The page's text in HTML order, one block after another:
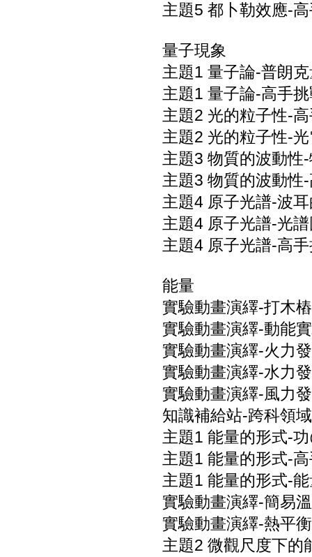
主題5 都卜勒效應-
量子現象
主題1 量子論-普朗
主題1 量子論-高手
主題2 光的粒子性-
主題2 光的粒子性-
主題3 物質的波動性
主題3 物質的波動性
主題4 原子光譜-波
主題4 原子光譜-光
主題4 原子光譜-高
能量
實驗動畫演繹-打木
實驗動畫演繹-動能
實驗動畫演繹-火力
實驗動畫演繹-水力
實驗動畫演繹-風力
知識補給站-跨科領
主題1 能量的形式-
主題1 能量的形式-
主題1 能量的形式-
實驗動畫演繹-簡易
實驗動畫演繹-熱平
主題2 微觀尺度下的